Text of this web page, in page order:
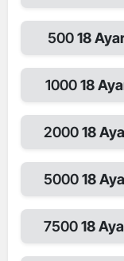
50018
100018
200018
500018
750018